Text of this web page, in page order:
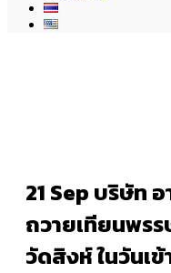
21 Sep บริษัท อ
ถวายเทียนพร
วัดสิงห์ ในวันเ